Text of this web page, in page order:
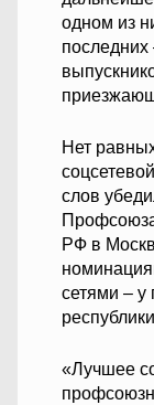
одном из
Нет
слов
РФ в
сетями – у
«Лучшее